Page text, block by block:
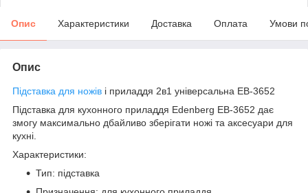
Опис Характеристики Доставка Оплата Умови
Опис
Підставка для ножів і приладдя 2в1 універсальна EB-3652
Підставка для кухонного приладдя Edenberg EB-3652 дає
змогу максимально дбайливо зберігати ножі та аксесуари для
кухні.
Характеристики:
Тип: підставка